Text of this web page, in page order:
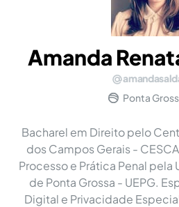
Amanda
Ponta
Bacharel em Direito pelo
dos Campos Gerais -
Processo e Prática Penal pela
de Ponta Grossa - UEPG.
Digital e Privacidade